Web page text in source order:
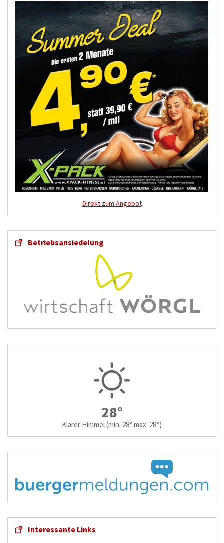
Direkt zum Angebot
Betriebsansiedelung
28°
Klarer Himmel(min. 28° max. 28°)
Interessante Links